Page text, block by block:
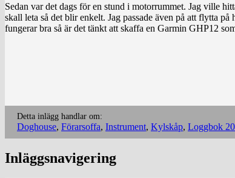
Sedan var det dags för en stund i motorrummet. Jag ville
skall leta så det blir enkelt. Jag passade även på att flytta
fungerar bra så är det tänkt att skaffa en Garmin GHP12
Detta inlägg handlar om:
Doghouse, Förarsoffa, Instrument, Kylskåp, Loggbok
Inläggsnavigering